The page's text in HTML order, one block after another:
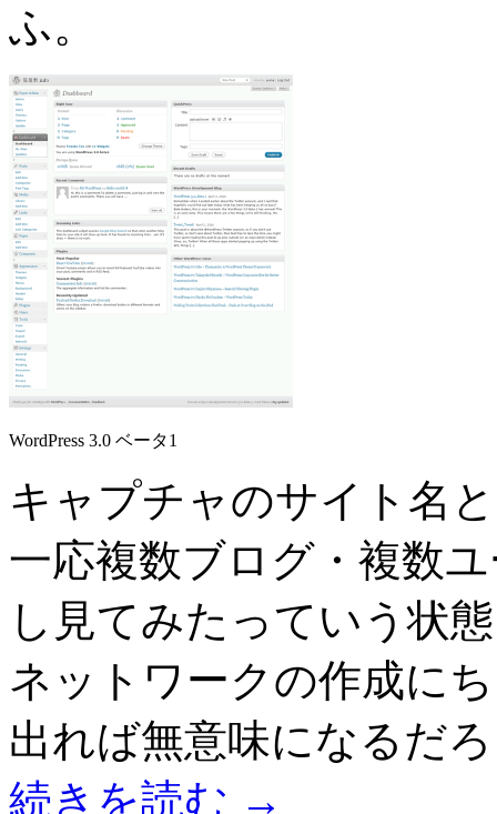
ふ。
WordPress 3.0 ベータ1
キャプチャのサイト名
一応複数ブログ・複数
し見てみたっていう状
ネットワークの作成に
出れば無意味になるだ
続きを読む →